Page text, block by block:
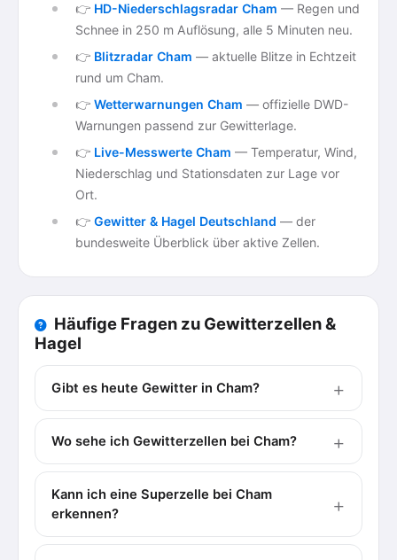
👉 HD-Niederschlagsradar Cham — Regen und
Schnee in 250 m Auflösung, alle 5 Minuten neu.
👉 Blitzradar Cham — aktuelle Blitze in Echtzeit
rund um Cham.
👉 Wetterwarnungen Cham — offizielle DWD-
Warnungen passend zur Gewitterlage.
👉 Live-Messwerte Cham — Temperatur, Wind,
Niederschlag und Stationsdaten zur Lage vor
Ort.
👉 Gewitter & Hagel Deutschland — der
bundesweite Überblick über aktive Zellen.
Häufige Fragen zu Gewitterzellen &
Hagel
Gibt es heute Gewitter in Cham?
Wo sehe ich Gewitterzellen bei Cham?
Kann ich eine Superzelle bei Cham
erkennen?